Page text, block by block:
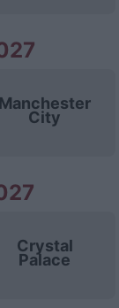
Manchester
City
Crystal
Palace